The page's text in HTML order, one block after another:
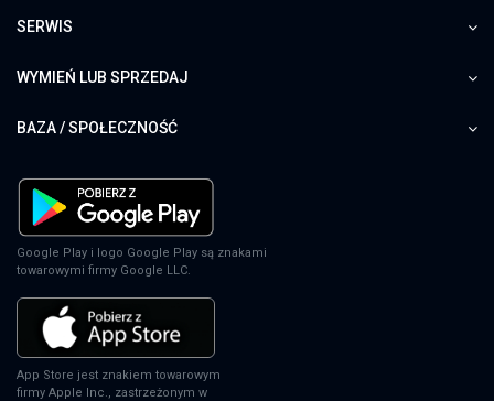
SERWIS
WYMIEŃ LUB SPRZEDAJ
BAZA / SPOŁECZNOŚĆ
Google Play i logo Google Play są znakami
towarowymi firmy Google LLC.
App Store jest znakiem towarowym
firmy Apple Inc., zastrzeżonym w